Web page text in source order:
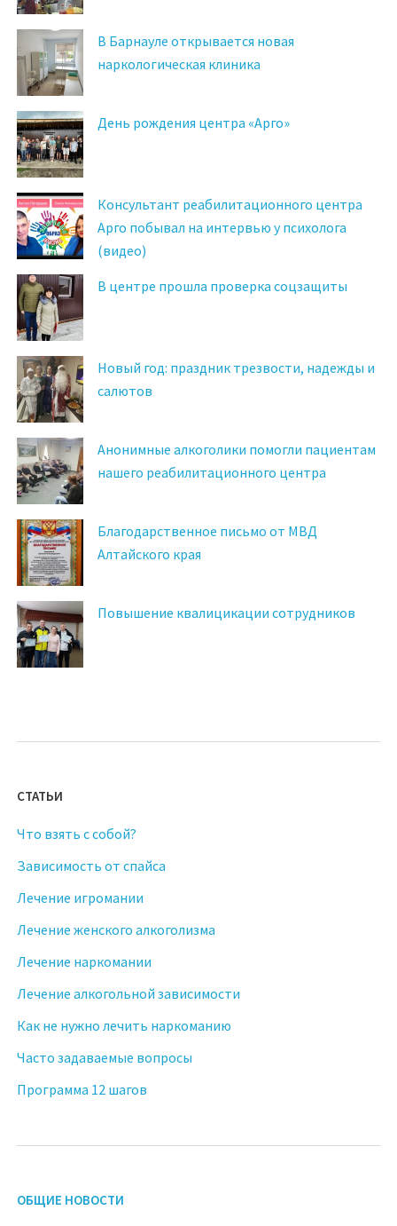
В Барнауле открывается новая
наркологическая клиника
День рождения центра «Арго»
Консультант реабилитационного центра
Арго побывал на интервью у психолога
(видео)
В центре прошла проверка соцзащиты
Новый год: праздник трезвости, надежды и
салютов
Анонимные алкоголики помогли пациентам
нашего реабилитационного центра
Благодарственное письмо от МВД
Алтайского края
Повышение квалицикации сотрудников
СТАТЬИ
Что взять с собой?
Зависимость от спайса
Лечение игромании
Лечение женского алкоголизма
Лечение наркомании
Лечение алкогольной зависимости
Как не нужно лечить наркоманию
Часто задаваемые вопросы
Программа 12 шагов
ОБЩИЕ НОВОСТИ